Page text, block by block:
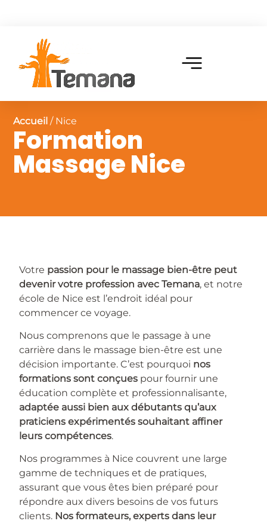
Accueil / Nice
Formation
Massage Nice
Votre passion pour le massage bien-être peut
devenir votre profession avec Temana, et notre
école de Nice est l’endroit idéal pour
commencer ce voyage.
Nous comprenons que le passage à une
carrière dans le massage bien-être est une
décision importante. C’est pourquoi nos
formations sont conçues pour fournir une
éducation complète et professionnalisante,
adaptée aussi bien aux débutants qu’aux
praticiens expérimentés souhaitant affiner
leurs compétences.
Nos programmes à Nice couvrent une large
gamme de techniques et de pratiques,
assurant que vous êtes bien préparé pour
répondre aux divers besoins de vos futurs
clients. Nos formateurs, experts dans leur